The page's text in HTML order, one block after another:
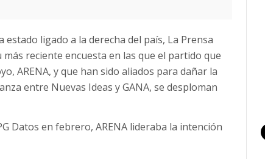
ligado a la derecha del país, La Prensa
reciente encuesta en las que el partido que
ARENA, y que han sido aliados para dañar la
entre Nuevas Ideas y GANA, se desploman
Datos en febrero, ARENA lideraba la intención